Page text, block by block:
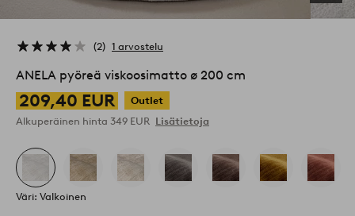
2 1 arvostelu
ANELA pyöreä viskoosimatto ø 200 cm
209,40 EUR
Outlet
Alkuperäinen hinta 349 EUR Lisätietoja
Väri: Valkoinen